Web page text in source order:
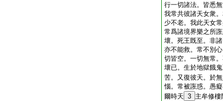
行一切諸法。皆悉
我常共彼諸天女衆
少不老。我此天女
常爲諸境界樂之所
壞。死王既至。非
亦不能救。常不別
切皆空。一切無常
壞已。生於地獄餓
苦。又復彼天。於
惱。常被誑惑。愚
爾時天 3 主牟修